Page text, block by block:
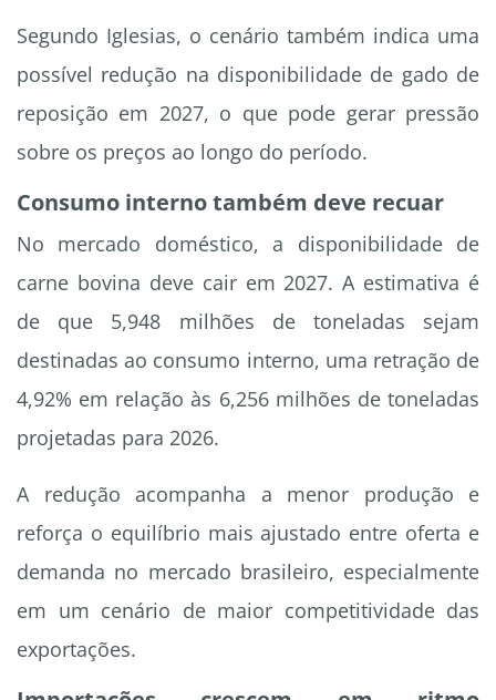
Segundo Iglesias, o cenário também indica uma
possível redução na disponibilidade de gado de
reposição em 2027, o que pode gerar pressão
sobre os preços ao longo do período.
Consumo interno também deve recuar
No mercado doméstico, a disponibilidade de
carne bovina deve cair em 2027. A estimativa é
de que 5,948 milhões de toneladas sejam
destinadas ao consumo interno, uma retração de
4,92% em relação às 6,256 milhões de toneladas
projetadas para 2026.
A redução acompanha a menor produção e
reforça o equilíbrio mais ajustado entre oferta e
demanda no mercado brasileiro, especialmente
em um cenário de maior competitividade das
exportações.